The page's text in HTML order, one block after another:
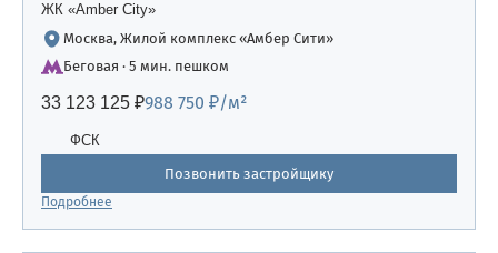
ЖК «Amber Сity»
Москва, Жилой комплекс «Амбер Сити»
Беговая · 5 мин. пешком
33 123 125 ₽988 750 ₽/м²
ФСК
Позвонить застройщику
Подробнее